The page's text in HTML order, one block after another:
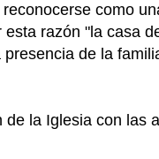
como
esta razón "la casa
presencia de la
de la Iglesia con las